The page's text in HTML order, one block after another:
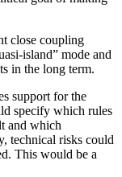
close coupling
island” mode and
in the long term.
support for the
specify which rules
and which
technical risks could
This would be a